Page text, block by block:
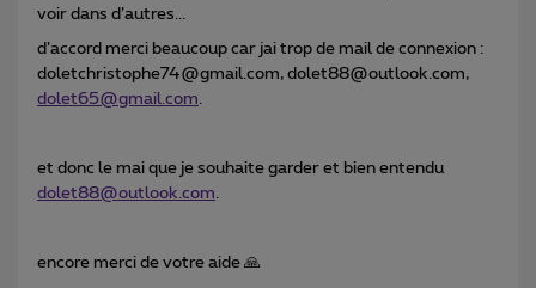
voir dans d’autres...
d’accord merci beaucoup car jai trop de mail de connexion :
doletchristophe74@gmail.com, dolet88@outlook.com,
dolet65@gmail.com.
et donc le mai que je souhaite garder et bien entendu
dolet88@outlook.com.
encore merci de votre aide 🙏